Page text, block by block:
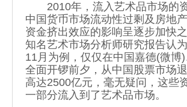
2010年，流入艺术品市场的资
中国货币市场流动性过剩及房地
资金挤出效应的影响呈逐步加快
知名艺术市场分析师研究报告认
11月为例，仅仅在中国嘉德(微博
全面开锣前夕，从中国股票市场
高达2500亿元，毫无疑问，这些
一部分流入到了艺术品市场。